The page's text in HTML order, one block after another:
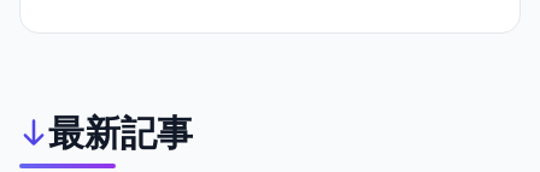
モーダル対応、128K トークン のコンテキスト、Hugging
最新記事